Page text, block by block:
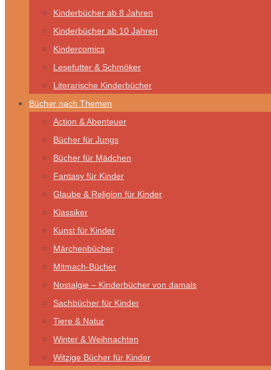
Kinderbücher ab 8 Jahren
Kinderbücher ab 10 Jahren
Kindercomics
Lesefutter & Schmöker
Literarische Kinderbücher
Bücher nach Themen
Action & Abenteuer
Bücher für Jungs
Bücher für Mädchen
Fantasy für Kinder
Glaube & Religion für Kinder
Klassiker
Kunst für Kinder
Märchenbücher
Mitmach-Bücher
Nostalgie – Kinderbücher von damals
Sachbücher für Kinder
Tiere & Natur
Winter & Weihnachten
Witzige Bücher für Kinder